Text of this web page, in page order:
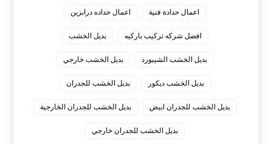
اعمال حدادة فنية اعمال حداده درابزين
افضل شركه تركيب باركيه بديل الخشب
بديل الخشب الشيبورد بديل الخشب خارجي
بديل الخشب ديكور بديل الخشب للجدران
بديل الخشب للجدران ابيض بديل الخشب للجدران الخارجية
بديل الخشب للجدران خارجي